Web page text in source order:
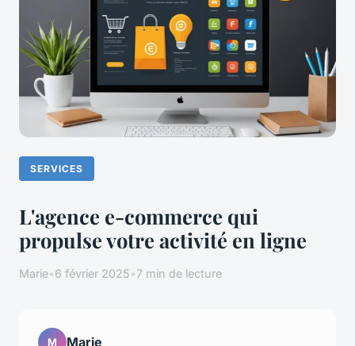
SERVICES
L'agence e-commerce qui
propulse votre activité en ligne
Marie•6 février 2025•7 min de lecture
M Marie